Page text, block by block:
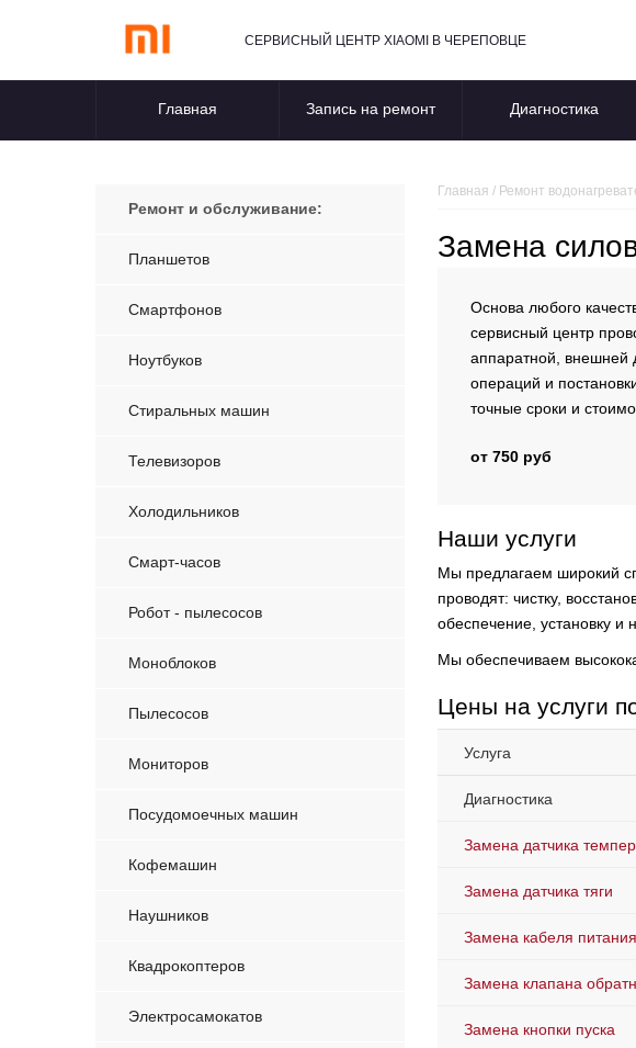
СЕРВИСНЫЙ ЦЕНТР XIAOMI В ЧЕРЕПОВЦЕ
Главная Запись на ремонт Диагностика
Ремонт и обслуживание:
Планшетов
Смартфонов
Ноутбуков
Стиральных машин
Телевизоров
Холодильников
Смарт-часов
Робот - пылесосов
Моноблоков
Пылесосов
Мониторов
Посудомоечных машин
Кофемашин
Наушников
Квадрокоптеров
Электросамокатов
Главная / Ремонт
Замена
Основа любого
сервисный центр
аппаратной, внешней
операций и
точные сроки и
от 750 руб
Наши услуги
Мы предлагаем широкий
проводят: чистку,
обеспечение, установку и
Мы обеспечиваем
Цены на услуги
Услуга
Диагностика
Замена датчика
Замена датчика тяги
Замена кабеля питания
Замена клапана
Замена кнопки пуска